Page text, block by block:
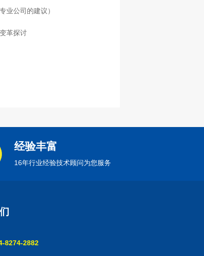
业公司的建议）
革探讨
经验丰富
16年行业经验技术顾问为您服务
8274-2882